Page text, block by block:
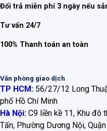
Đổi trả miễn phí 3 ngày nếu
Tư vấn 24/7
100% Thanh toán an toàn
Văn phòng giao dịch
TP HCM: 56/27/12 Long
phố Hồ Chí Minh
Hà Nội: C9 liền kề 11, Khu đô
Tấn, Phường Dương Nội,